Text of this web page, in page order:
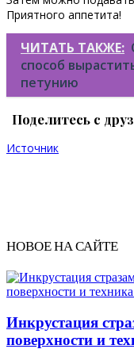
Приятного аппетита!
ЧИТАТЬ ТАКЖЕ:
способ
петунию
Поделитесь с
Источник
НОВОЕ НА САЙТЕ
Инкрустация
поверхности и